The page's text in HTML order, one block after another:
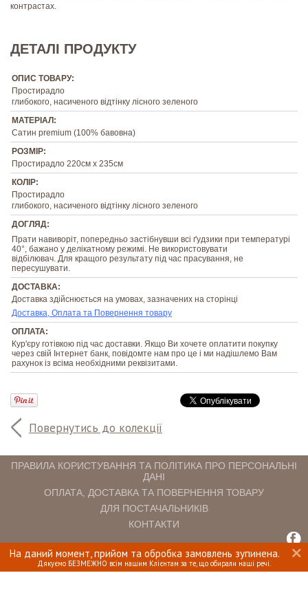
На даний момент, прийом та обробка замовлень зупинена.
Дякуємо БЕЗМЕЖНО всім нашим Клієнтам за те, що обирали наші речі.
Повернутись до колекції
контрастах.
ДЕТАЛІ ПРОДУКТУ
ОПИС ТОВАРУ:
Простирадло
глибокого, насиченого відтінку лісного зеленого
МАТЕРІАЛ:
Сатин premium (100% бавовна)
РОЗМІР:
Простирадло 220см х 235см
КОЛІР:
Простирадло
глибокого, насиченого відтінку лісного зеленого
ДОГЛЯД:
Прати навиворіт, попередньо застібнувши всі ґудзики при температурі
40°, бажано у делікатному режимі. Не використовувати
відбілювач. Для кращого результату під час прасування, не
пересушувати.
ДОСТАВКА:
Доставка здійснюється на умовах, зазначених на сторінці
Доставка, Оплата та Повернення товару
ОПЛАТА:
Кур'єру готівкою під час доставки. Якщо Ви хочете оплатити покупку
через свій Інтернет банк, повідомте нам про це і ми надішлемо Вам
рахунок із всіма необхідними реквізитами.
ПРАВИЛА КОРИСТУВАННЯ ТА ПОЛІТИКА ПРО ПЕРСОНАЛЬНІ
ДАНІ
ОПЛАТА, ДОСТАВКА ТА ПОВЕРНЕННЯ ТОВАРУ
ДЛЯ ПОСТАЧАЛЬНИКІВ
КОНТАКТИ
INTERIOMANIA © 2018. ВСІ ПРАВА ЗАХИЩЕНІ.